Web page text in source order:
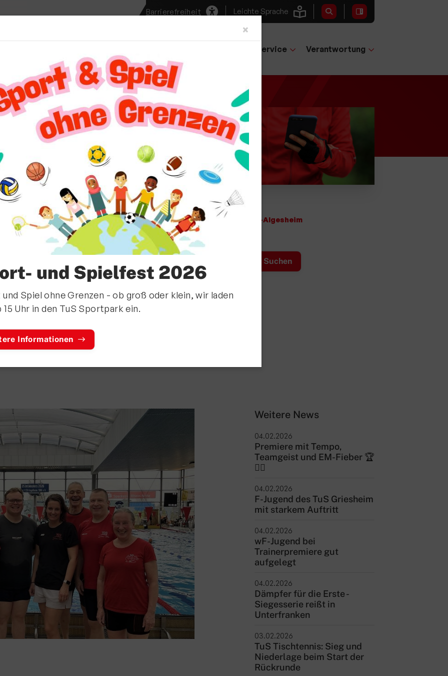
Barrierefreiheit Leichte Sprache
Mitglieder-Service Verantwortung
TuS Swim Team erfolgreich bei den 35. Internationalen Masters in Gau-Algesheim
bei den 35.
in Gau-
Weitere News
04.02.2026
Premiere mit Tempo,
Teamgeist und EM-Fieber 🏆
🤾‍♂️
04.02.2026
F-Jugend des TuS Griesheim
mit starkem Auftritt
04.02.2026
wF-Jugend bei
Trainerpremiere gut
aufgelegt
04.02.2026
Dämpfer für die Erste -
Siegesserie reißt in
Unterfranken
03.02.2026
TuS Tischtennis: Sieg und
Niederlage beim Start der
Rückrunde
Mitglieder-Service
Downloads
Alles zur Mitgliedschaft
Fragen & Antworten
Vereinsapp
Vereinsshop
Jahnstraße 20
+49 6155 6 18 19
verwaltung@tusgriesheim.de
Deine Ansprechpartner
×
und Spielfest 2026
Spiel ohne Grenzen - ob groß oder klein, wir laden
15 Uhr in den TuS Sportpark ein.
Informationen